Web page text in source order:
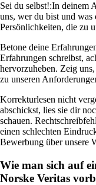
Sei du selbst!:In deinem
uns, wer du bist und was
Persönlichkeiten, die zu
Betone deine
Erfahrungen schreibst,
hervorzuheben. Zeig
zu unseren
Korrekturlesen nicht
abschickst, lies sie dir
schauen.
einen schlechten
Bewerbung über unsere
Wie man sich auf
Norske Veritas